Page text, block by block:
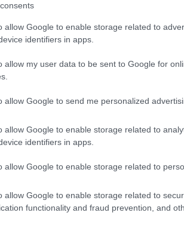
allow Google to enable storage related to
identifiers in apps.
allow my user data to be sent to Google for
allow Google to send me personalized
allow Google to enable storage related to
identifiers in apps.
allow Google to enable storage related to
allow Google to enable storage related to
functionality and fraud prevention, and